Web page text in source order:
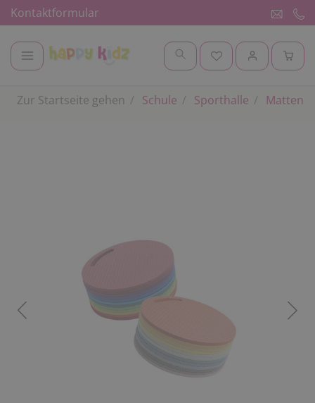
Kontaktformular
Zur Startseite gehen Schule Sporthalle Matten